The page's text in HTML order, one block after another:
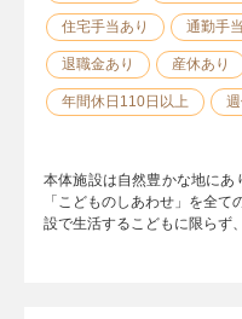
住宅手当あり 通勤手
退職金あり 産休あり
年間休日110日以上
本体施設は自然豊かな地にあ
「こどものしあわせ」を全
設で生活するこどもに限らず